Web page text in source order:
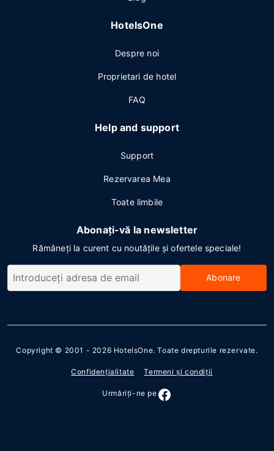
HotelsOne
Despre noi
Proprietari de hotel
FAQ
Help and support
Support
Rezervarea Mea
Toate limbile
Abonați-vă la newsletter
Rămâneți la curent cu noutățile și ofertele speciale!
Abonare
Copyright © 2001 - 2026 HotelsOne. Toate drepturile rezervate.
Confidenţialitate Termeni şi condiţii
Urmăriţi-ne pe